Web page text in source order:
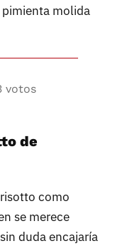
molida
votos
de
como
se merece
duda encajaría